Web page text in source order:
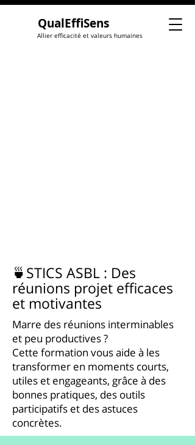
QualEffiSens
Allier efficacité et valeurs humaines
🍵STICS ASBL : Des
réunions projet efficaces
et motivantes
Marre des réunions interminables
et peu productives ?
Cette formation vous aide à les
transformer en moments courts,
utiles et engageants, grâce à des
bonnes pratiques, des outils
participatifs et des astuces
concrètes.